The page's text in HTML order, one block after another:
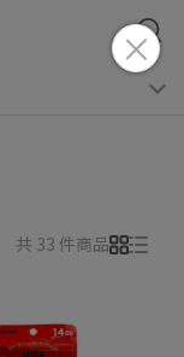
共 33 件商品